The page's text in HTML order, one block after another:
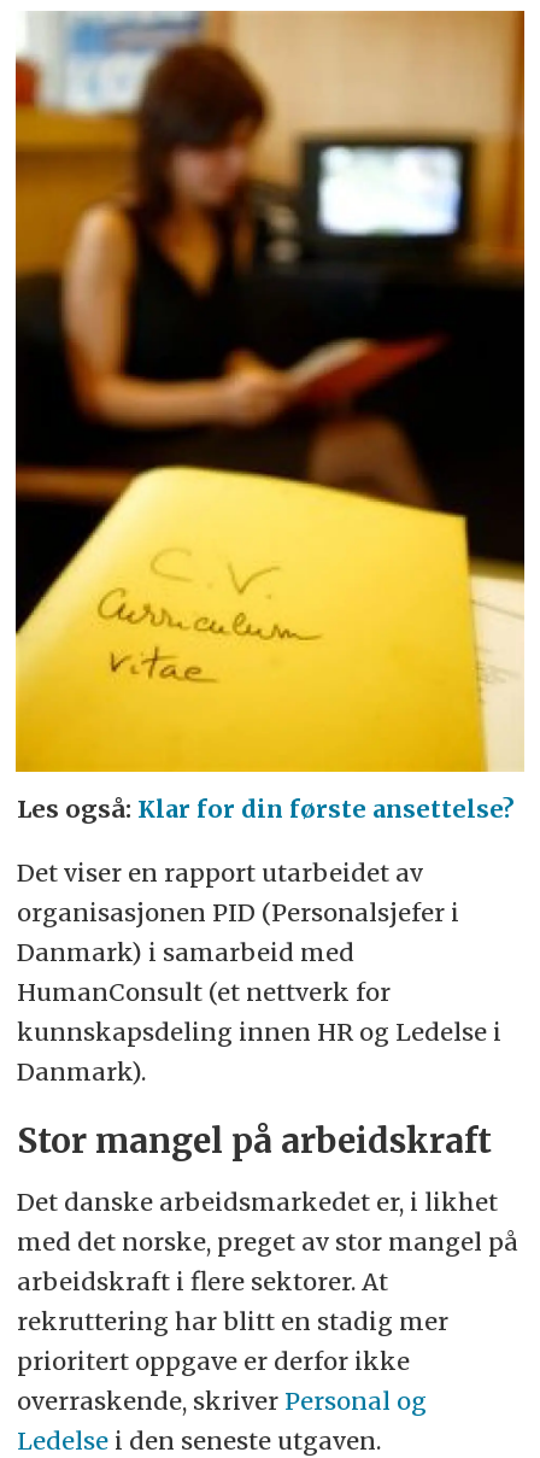
Les også: Klar for din første ansettelse?
Det viser en rapport utarbeidet av
organisasjonen PID (Personalsjefer i
Danmark) i samarbeid med
HumanConsult (et nettverk for
kunnskapsdeling innen HR og Ledelse i
Danmark).
Stor mangel på arbeidskraft
Det danske arbeidsmarkedet er, i likhet
med det norske, preget av stor mangel på
arbeidskraft i flere sektorer. At
rekruttering har blitt en stadig mer
prioritert oppgave er derfor ikke
overraskende, skriver Personal og
Ledelsei den seneste utgaven.